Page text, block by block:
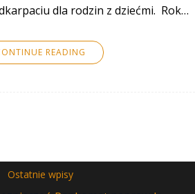
dla rodzin z dziećmi. Rok…
READING
Ostatnie wpisy